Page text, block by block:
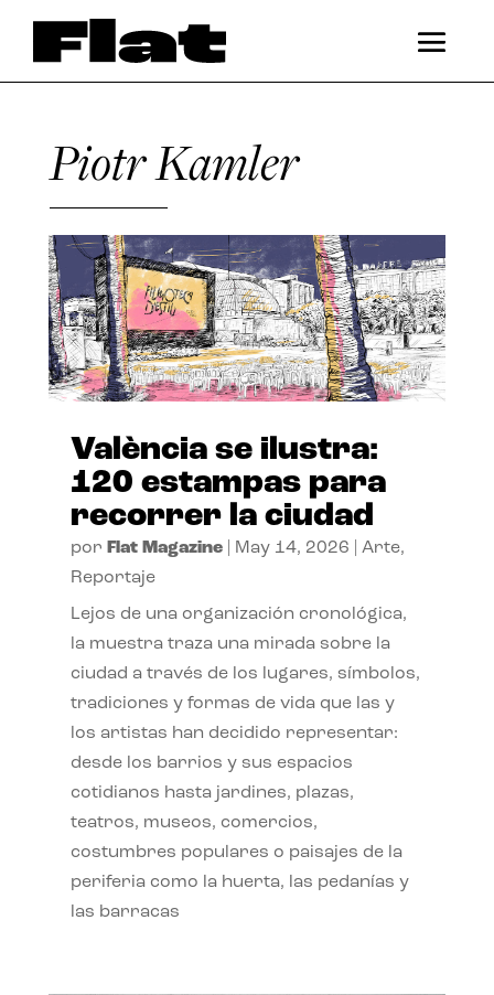
Piotr Kamler
València se ilustra:
120 estampas para
recorrer la ciudad
por Flat Magazine| May 14, 2026 Arte,
Reportaje
Lejos de una organización cronológica,
la muestra traza una mirada sobre la
ciudad a través de los lugares, símbolos,
tradiciones y formas de vida que las y
los artistas han decidido representar:
desde los barrios y sus espacios
cotidianos hasta jardines, plazas,
teatros, museos, comercios,
costumbres populares o paisajes de la
periferia como la huerta, las pedanías y
las barracas